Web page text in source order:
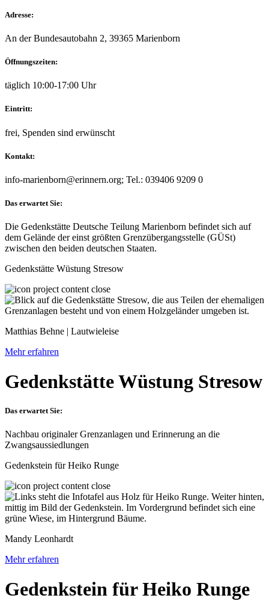
Adresse:
An der Bundesautobahn 2, 39365 Marienborn
Öffnungszeiten:
täglich 10:00-17:00 Uhr
Eintritt:
frei, Spenden sind erwünscht
Kontakt:
info-marienborn@erinnern.org; Tel.: 039406 9209 0
Das erwartet Sie:
Die Gedenkstätte Deutsche Teilung Marienborn befindet sich auf
dem Gelände der einst größten Grenzübergangsstelle (GÜSt)
zwischen den beiden deutschen Staaten.
Gedenkstätte Wüstung Stresow
Matthias Behne | Lautwieleise
Mehr erfahren
Gedenkstätte Wüstung Stresow
Das erwartet Sie:
Nachbau originaler Grenzanlagen und Erinnerung an die
Zwangsaussiedlungen
Gedenkstein für Heiko Runge
Mandy Leonhardt
Mehr erfahren
Gedenkstein für Heiko Runge